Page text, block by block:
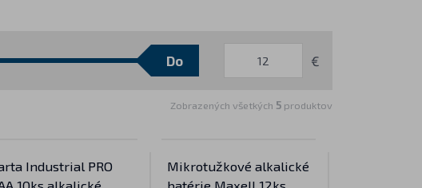
€
Zobrazených všetkých 5 produktov
Industrial PRO
10ks alkalické
Mikrotužkové alkalické
batérie Maxell 12ks